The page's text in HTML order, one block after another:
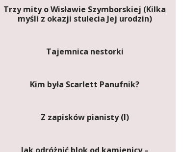
Trzy mity o Wisławie Szymborskiej (Kilka
myśli z okazji stulecia Jej urodzin)
Tajemnica nestorki
Kim była Scarlett Panufnik?
Z zapisków pianisty (I)